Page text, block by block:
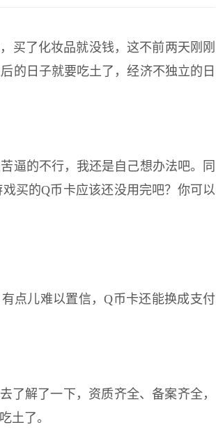
买了化妆品就没钱，这不前两天刚刚
的日子就要吃土了，经济不独立的日
的不行，我还是自己想办法吧。同
买的Q币卡应该还没用完吧？你可以
儿难以置信，Q币卡还能换成支付
解了一下，资质齐全、备案齐全，
土了。